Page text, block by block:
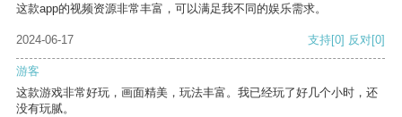
这款app的视频资源非常丰富，可以满足我不同的娱乐需求。
2024-06-17 支持[0] 反对[0]
游客
这款游戏非常好玩，画面精美，玩法丰富。我已经玩了好几个小时，还
没有玩腻。